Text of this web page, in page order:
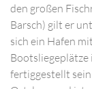
den großen
Barsch) gilt er
sich ein Hafen
Bootsliegeplätze
fertiggestellt